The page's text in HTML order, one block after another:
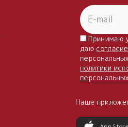
Принимаю
даю согласие
политики
Наше